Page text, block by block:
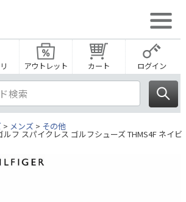
アウトレット カート ログイン
メンズ その他
ルフ スパイクレス ゴルフシューズ THMS4F ネイビ